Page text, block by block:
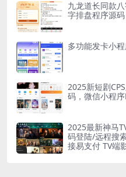
九龙道长同款
字排盘程序源码
多功能发卡小
2025新短剧
码，微信小程
2025最新神马
码登陆/远程搜
接易支付 TV端